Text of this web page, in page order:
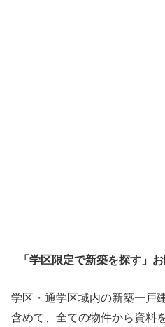
「学区限定で新築を探す」
学区・通学区域内の新築一戸
含めて、全ての物件から資料